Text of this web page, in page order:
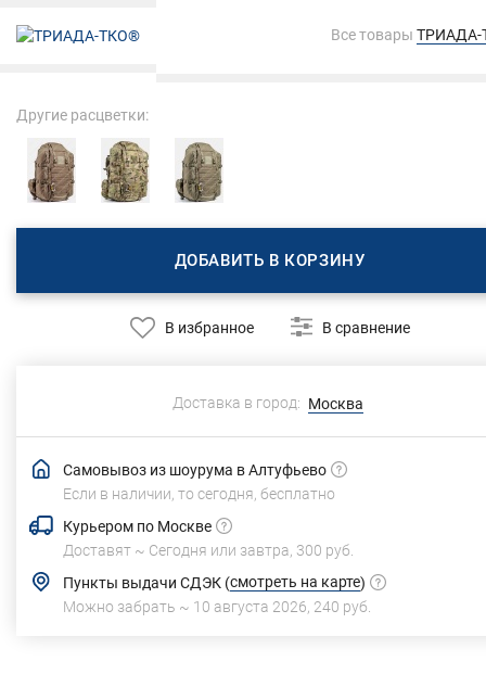
Все товары
Другие расцветки:
ДОБАВИТЬ В КОРЗИНУ
В избранное В сравнение
Доставка в город: Москва
Самовывоз из шоурума в Алтуфьево
Если в наличии, то сегодня, бесплатно
Курьером по Москве
Доставят ~ Сегодня или завтра, 300 руб.
Пункты выдачи СДЭК (смотреть на карте)
Можно забрать ~ 10 августа 2026 240 руб.